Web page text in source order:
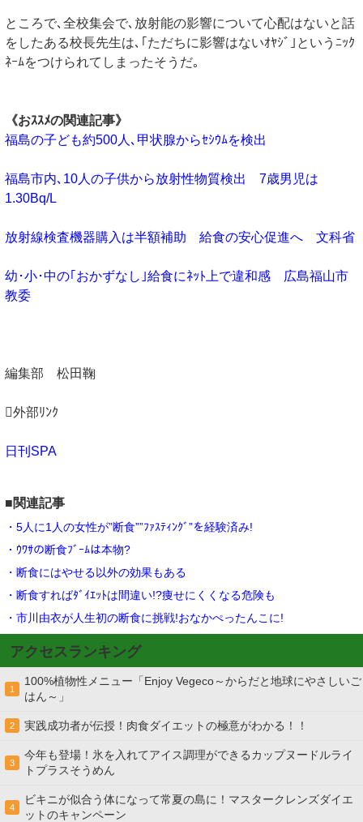
ところで､全校集会で､放射能の影響について心配はないと話
をしたある校長先生は､｢ただちに影響はないｵﾔｼﾞ｣というﾆｯｸ
ﾈｰﾑをつけられてしまったそうだ｡
《おｽｽﾒの関連記事》
福島の子ども約500人､甲状腺からｾｼｳﾑを検出
福島市内､10人の子供から放射性物質検出 7歳男児は
1.30Bq/L
放射線検査機器購入は半額補助 給食の安心促進へ 文科省
幼･小･中の｢おかずなし｣給食にﾈｯﾄ上で違和感 広島福山市
教委
編集部 松田鞠
外部ﾘﾝｸ
日刊SPA
■関連記事
・5人に1人の女性が”断食””ﾌｧｽﾃｨﾝｸﾞ”を経験済み!
・ｳﾜｻの断食ﾌﾞｰﾑは本物?
・断食にはやせる以外の効果もある
・断食すればﾀﾞｲｴｯﾄは間違い!?痩せにくくなる危険も
・市川由衣が人生初の断食に挑戦!おなかぺったんこに!
アクセスランキング
1
100%植物性メニュー「Enjoy Vegeco～からだと地球にやさしいご
はん～」
2 実践成功者が伝授！肉食ダイエットの極意がわかる！！
3
今年も登場！氷を入れてアイス調理ができるカップヌードルライ
トプラスそうめん
4
ビキニが似合う体になって常夏の島に！マスタークレンズダイエ
ットのキャンペーン